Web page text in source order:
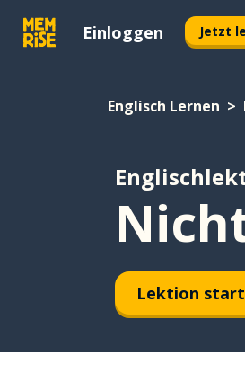
Einloggen Jetzt
Englisch Lernen
Lektion